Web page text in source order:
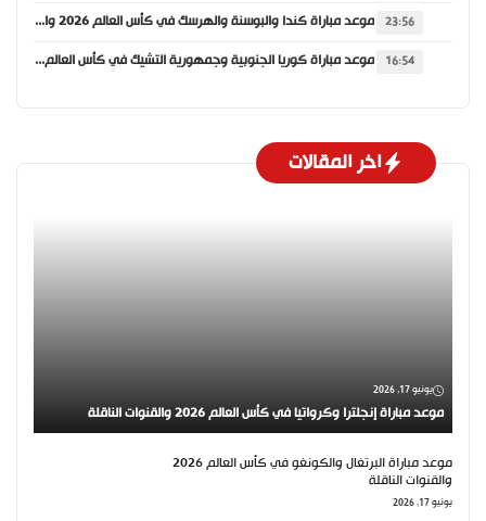
23:56 موعد مباراة كندا والبوسنة والهرسك في كأس العالم 2026 والقنوات الناقلة
16:54 موعد مباراة كوريا الجنوبية وجمهورية التشيك في كأس العالم 2026 والقنوات الناقلة
اخر المقالات
يونيو 17, 2026
موعد مباراة إنجلترا وكرواتيا في كأس العالم 2026 والقنوات الناقلة
موعد مباراة البرتغال والكونغو في كأس العالم 2026
والقنوات الناقلة
يونيو 17, 2026